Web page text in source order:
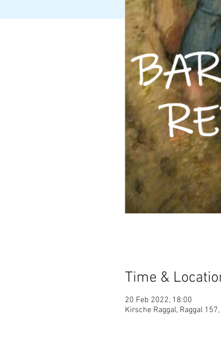
Time &
20 Feb 2022, 18:00
Kirsche Raggal, Raggal